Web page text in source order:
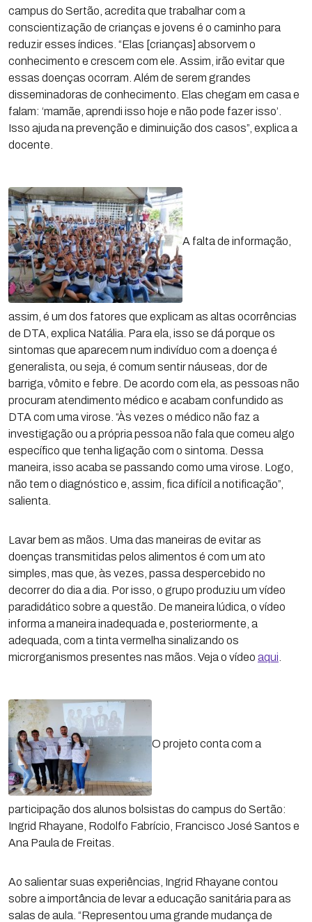
campus do Sertão, acredita que trabalhar com a
conscientização de crianças e jovens é o caminho para
reduzir esses índices. “Elas [crianças] absorvem o
conhecimento e crescem com ele. Assim, irão evitar que
essas doenças ocorram. Além de serem grandes
disseminadoras de conhecimento. Elas chegam em casa e
falam: ‘mamãe, aprendi isso hoje e não pode fazer isso’.
Isso ajuda na prevenção e diminuição dos casos”, explica a
docente.
A falta de informação,
assim, é um dos fatores que explicam as altas ocorrências
de DTA, explica Natália. Para ela, isso se dá porque os
sintomas que aparecem num indivíduo com a doença é
generalista, ou seja, é comum sentir náuseas, dor de
barriga, vômito e febre. De acordo com ela, as pessoas não
procuram atendimento médico e acabam confundido as
DTA com uma virose. “Às vezes o médico não faz a
investigação ou a própria pessoa não fala que comeu algo
específico que tenha ligação com o sintoma. Dessa
maneira, isso acaba se passando como uma virose. Logo,
não tem o diagnóstico e, assim, fica difícil a notificação”,
salienta.
Lavar bem as mãos. Uma das maneiras de evitar as
doenças transmitidas pelos alimentos é com um ato
simples, mas que, às vezes, passa despercebido no
decorrer do dia a dia. Por isso, o grupo produziu um vídeo
paradidático sobre a questão. De maneira lúdica, o vídeo
informa a maneira inadequada e, posteriormente, a
adequada, com a tinta vermelha sinalizando os
microrganismos presentes nas mãos. Veja o vídeo aqui
O projeto conta com a
participação dos alunos bolsistas do campus do Sertão:
Ingrid Rhayane, Rodolfo Fabrício, Francisco José Santos e
Ana Paula de Freitas.
Ao salientar suas experiências, Ingrid Rhayane contou
sobre a importância de levar a educação sanitária para as
salas de aula. “Representou uma grande mudança de